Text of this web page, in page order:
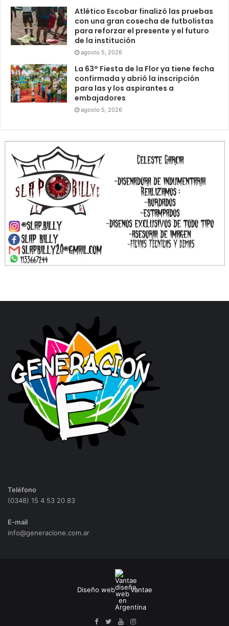
Atlético Escobar finalizó las pruebas
con una gran cosecha de futbolistas
para reforzar el presente y el futuro
de la institución
agosto 5, 2026
La 63° Fiesta de la Flor ya tiene fecha
confirmada y abrió la inscripción
para las y los aspirantes a
embajadores
agosto 5, 2026
Teléfono
(0348) 15 4 53 20 83
E-mail
info@generacione.com.ar
Diseño web Vantae